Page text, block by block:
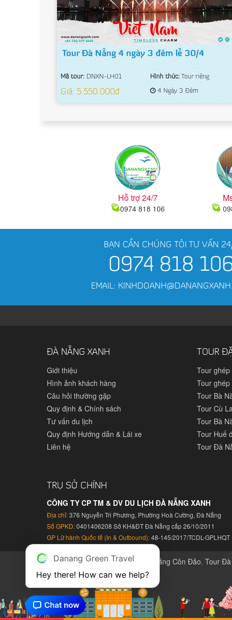
Tour Đà Nẵng 4 ngày 3 đêm lễ 30/4
Mã tour:DNXN-LH01 Hình thức:Tour riêng
Giá: 5.550.000đ 4 Ngày 3 Đêm
Hỗ trợ 24/7
0974 818 106
BẠN CẦN CHÚNG TÔI TƯ VẤN
0974 818
EMAIL:
ĐÀ NẴNG XANH
Giới thiệu
Hình ảnh khách hàng
Câu hỏi thường gặp
Quy định & Chính sách
Tư vấn du lịch
Quy định Hướng dẫn & Lái xe
Liên hệ
TOUR
Tour
Tour
Tour Bà
Tour Cù
Tour Bà
Tour Huế
Tour Đà
TRỤ SỞ CHÍNH
CÔNG TY CP TM & DV DU LỊCH ĐÀ NẴNG XANH
Địa chỉ:376 Nguyễn Tri Phương, Phường Hoà Cường, Đà Nẵng
Số GPKD:0401406208 Sở KH&ĐT Đà Nẵng cấp 26/10/2011
GP Lữ hành Quốc tế (In & Outbound):48-145/2017/TCDL-GPLHQT
Tour Đà Nẵng Phú Quốc,Tour Đà Nẵng Côn Đảo, Tour
An hằng ngày
Danang Green Travel
Hey there! How can we help?